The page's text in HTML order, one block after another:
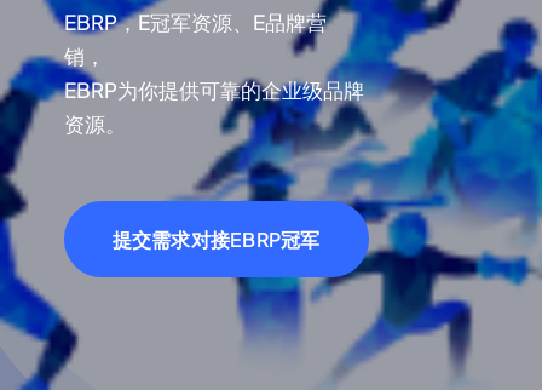
EBRP，E冠军资源、E品牌营
销，
EBRP为你提供可靠的企业级品牌
资源。
提交需求对接EBRP冠军